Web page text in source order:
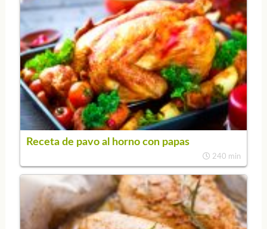
Receta de pavo al horno con papas
240 min